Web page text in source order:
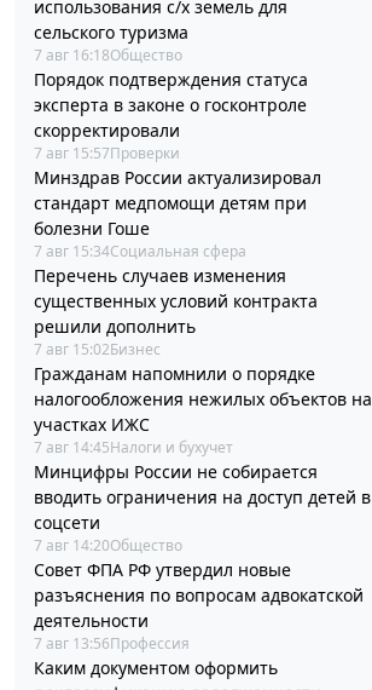
использования с/х земель для
сельского туризма
7 авг 16:18Общество
Порядок подтверждения статуса
эксперта в законе о госконтроле
скорректировали
7 авг 15:57Проверки
Минздрав России актуализировал
стандарт медпомощи детям при
болезни Гоше
7 авг 15:34Социальная сфера
Перечень случаев изменения
существенных условий контракта
решили дополнить
7 авг 15:02Бизнес
Гражданам напомнили о порядке
налогообложения нежилых объектов на
участках ИЖС
7 авг 14:45Налоги и бухучет
Минцифры России не собирается
вводить ограничения на доступ детей в
соцсети
7 авг 14:20Общество
Совет ФПА РФ утвердил новые
разъяснения по вопросам адвокатской
деятельности
7 авг 13:56Профессия
Каким документом оформить